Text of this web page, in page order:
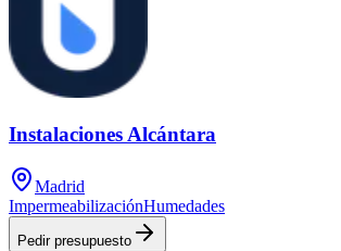
Instalaciones Alcántara
Madrid
ImpermeabilizaciónHumedades
Pedir presupuesto